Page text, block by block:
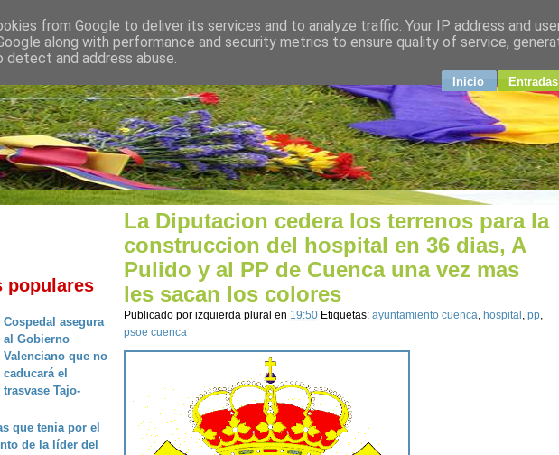
plural
Inicio
populares
Cospedal asegura
al Gobierno
Valenciano que no
caducará el
trasvase Tajo-
que tenia por el
de la líder del
La Diputacion cedera los terrenos para la
construccion del hospital en 36 dias, A
Pulido y al PP de Cuenca una vez mas
les sacan los colores
Publicado por izquierda plural en 19:50 Etiquetas: ayuntamiento cuenca, hospital , pp,
psoe cuenca
from Google to deliver its services and to analyze traffic. Your IP address and
along with performance and security metrics to ensure quality of service,
and address abuse.